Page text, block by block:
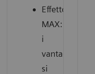
Effetto
MAX:
i
vantaggi
si